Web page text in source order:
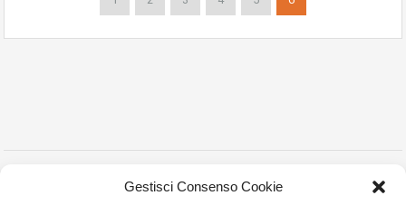
Gestisci Consenso Cookie
Copyright © 2023 Montanelli Agenzia Immobiliare